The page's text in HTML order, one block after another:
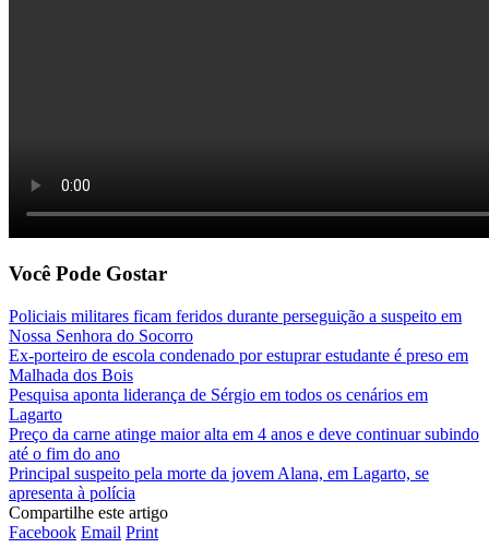
Você Pode Gostar
Policiais militares ficam feridos durante perseguição a suspeito em
Nossa Senhora do Socorro
Ex-porteiro de escola condenado por estuprar estudante é preso em
Malhada dos Bois
Pesquisa aponta liderança de Sérgio em todos os cenários em
Lagarto
Preço da carne atinge maior alta em 4 anos e deve continuar subindo
até o fim do ano
Principal suspeito pela morte da jovem Alana, em Lagarto, se
apresenta à polícia
Compartilhe este artigo
Facebook Email Print